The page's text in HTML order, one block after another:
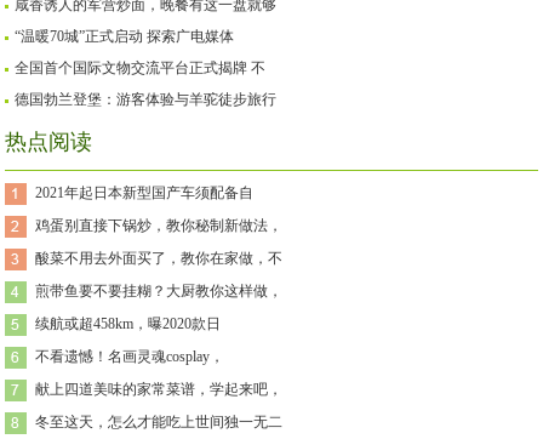
咸香诱人的军营炒面，晚餐有这一盘就够
“温暖70城”正式启动 探索广电媒体
全国首个国际文物交流平台正式揭牌 不
德国勃兰登堡：游客体验与羊驼徒步旅行
热点阅读
2021年起日本新型国产车须配备自
鸡蛋别直接下锅炒，教你秘制新做法，
酸菜不用去外面买了，教你在家做，不
煎带鱼要不要挂糊？大厨教你这样做，
续航或超458km，曝2020款日
不看遗憾！名画灵魂cosplay，
献上四道美味的家常菜谱，学起来吧，
冬至这天，怎么才能吃上世间独一无二